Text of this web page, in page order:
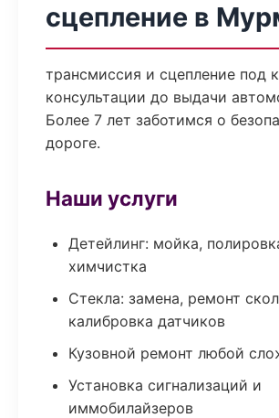
сцепление в
трансмиссия и сцепление под
консультации до выдачи
Более 7 лет заботимся о
дороге.
Наши услуги
Детейлинг: мойка,
химчистка
Стекла: замена, ремонт
калибровка датчиков
Кузовной ремонт любой
Установка сигнализаций и
иммобилайзеров